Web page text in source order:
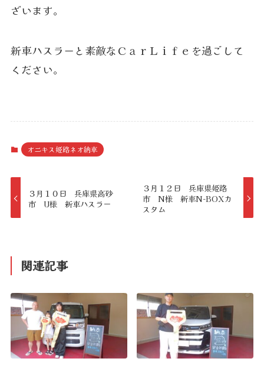
ざいます。
新車ハスラーと素敵なＣａｒＬｉｆｅを過ごして
ください。
オニキス姫路ネオ納車
３月１０日 兵庫県高砂
市 U様 新車ハスラー
３月１２日 兵庫県姫路
市 N様 新車N-BOXカ
スタム
関連記事